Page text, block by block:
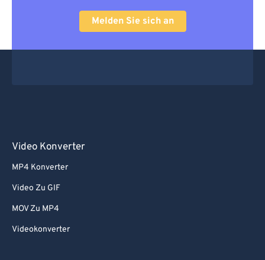
Melden Sie sich an
Video Konverter
MP4 Konverter
Video Zu GIF
MOV Zu MP4
Videokonverter